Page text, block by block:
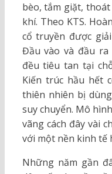
bèo, tắm giặt,
khí. Theo KTS.
cổ truyền được
Đầu vào và đầu
đều tiêu tan tại
Kiến trúc hầu hết
thiên nhiên bị
suy chuyển. Mô
vãng cách đây vài
với một nền kinh tế
Những năm gần